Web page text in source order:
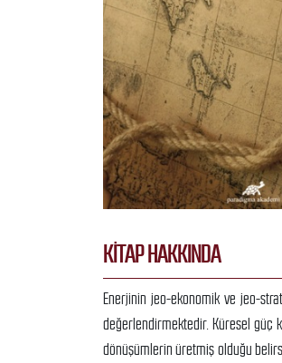
KITAP HAKKINDA
Enerjinin jeo-ekonomik ve jeo-
değerlendirmektedir. Küresel güç
dönüşümlerin üretmiş olduğu